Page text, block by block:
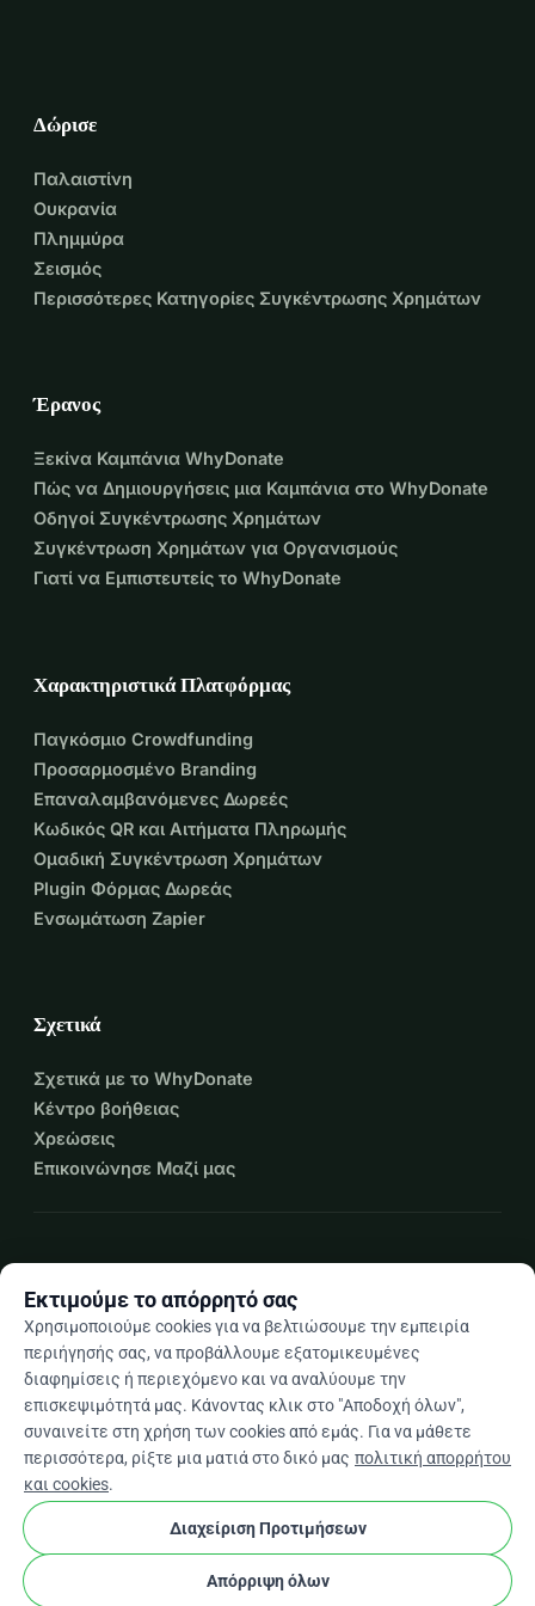
Δώρισε
Παλαιστίνη
Ουκρανία
Πλημμύρα
Σεισμός
Περισσότερες Κατηγορίες Συγκέντρωσης Χρημάτων
Έρανος
Ξεκίνα Καμπάνια WhyDonate
Πώς να Δημιουργήσεις μια Καμπάνια στο WhyDonate
Οδηγοί Συγκέντρωσης Χρημάτων
Συγκέντρωση Χρημάτων για Οργανισμούς
Γιατί να Εμπιστευτείς το WhyDonate
Χαρακτηριστικά Πλατφόρμας
Παγκόσμιο Crowdfunding
Προσαρμοσμένο Branding
Επαναλαμβανόμενες Δωρεές
Κωδικός QR και Αιτήματα Πληρωμής
Ομαδική Συγκέντρωση Χρημάτων
Plugin Φόρμας Δωρεάς
Ενσωμάτωση Zapier
Σχετικά
Σχετικά με το WhyDonate
Κέντρο βοήθειας
Χρεώσεις
Επικοινώνησε Μαζί μας
Elarrow_drop_down
★★★★★4,9 / 5 βάσει 500+ κριτικών
© 2012–2026
Όροι και προϋποθέσειςcookieΡυθμίσεις Cookies
Κατασκευασμένο στην Ευρώπη
Εκτιμούμε το απόρρητό σας
Χρησιμοποιούμε cookies για να βελτιώσουμε την εμπειρία
περιήγησής σας, να προβάλλουμε εξατομικευμένες
διαφημίσεις ή περιεχόμενο και να αναλύουμε την
επισκεψιμότητά μας. Κάνοντας κλικ στο "Αποδοχή όλων",
συναινείτε στη χρήση των cookies από εμάς. Για να μάθετε
περισσότερα, ρίξτε μια ματιά στο δικό μας πολιτική απορρήτου
και cookies.
Διαχείριση Προτιμήσεων
Απόρριψη όλων